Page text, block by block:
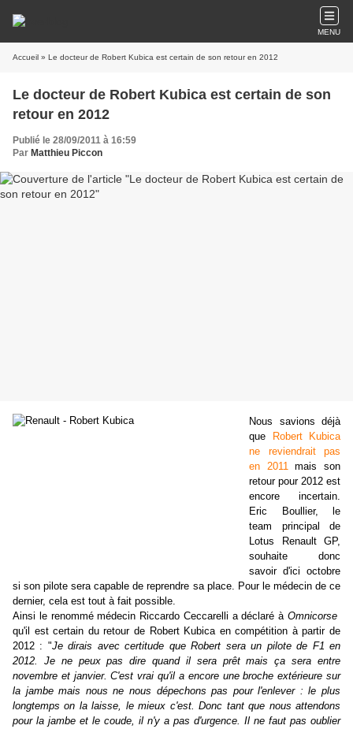
MENU
Accueil » Le docteur de Robert Kubica est certain de son retour en 2012
Le docteur de Robert Kubica est certain de son
retour en 2012
Publié le 28/09/2011 à 16:59
Par Matthieu Piccon
Nous savions déjà
que
Robert Kubica
ne reviendrait pas
en 2011mais son
retour pour 2012 est
encore incertain.
Eric Boullier, le
team principal de
Lotus Renault GP,
souhaite donc
savoir d'ici octobre
si son pilote sera capable de reprendre sa place. Pour le médecin de ce
dernier, cela est tout à fait possible.
Ainsi le renommé médecin Riccardo Ceccarelli a déclaré à Omnicorse
qu'il est certain du retour de Robert Kubica en compétition à partir de
2012 : "Je dirais avec certitude que Robert sera un pilote de F1 en
2012. Je ne peux pas dire quand il sera prêt mais ça sera entre
novembre et janvier. C'est vrai qu'il a encore une broche extérieure sur
la jambe mais nous ne nous dépechons pas pour l'enlever : le plus
longtemps on la laisse, le mieux c'est. Donc tant que nous attendons
pour la jambe et le coude, il n'y a pas d'urgence. Il ne faut pas oublier